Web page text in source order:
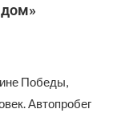
Победы,
Автопробег